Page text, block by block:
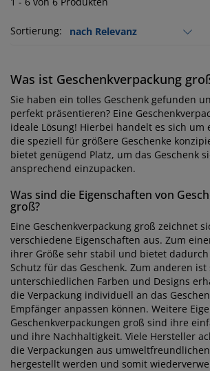
Sortierung:
Was ist Geschenkverpackung
Sie haben ein tolles Geschenk gefunden
perfekt präsentieren? Eine
ideale Lösung! Hierbei handelt es sich um
die speziell für größere Geschenke
bietet genügend Platz, um das Geschenk
ansprechend einzupacken.
Was sind die Eigenschaften von
groß?
Eine Geschenkverpackung groß zeichnet
verschiedene Eigenschaften aus. Zum
ihrer Größe sehr stabil und bietet
Schutz für das Geschenk. Zum anderen ist
unterschiedlichen Farben und Designs
die Verpackung individuell an das
Empfänger anpassen können. Weitere
Geschenkverpackungen groß sind ihre
und ihre Nachhaltigkeit. Viele Hersteller
die Verpackungen aus
hergestellt werden und somit